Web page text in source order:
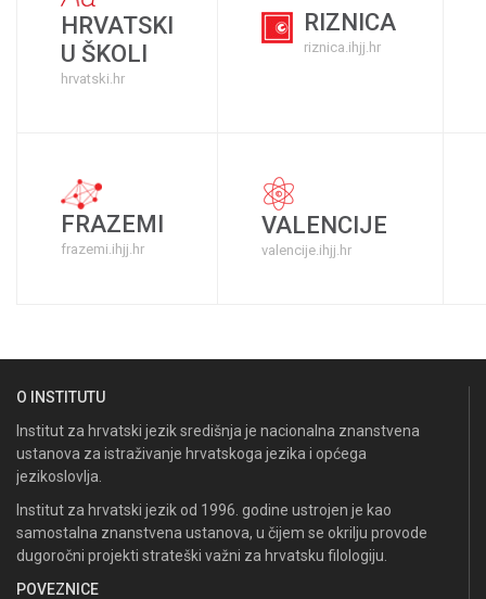
HRVATSKI
U ŠKOLI
hrvatski.hr
RIZNICA
riznica.ihjj.hr
FRAZEMI
frazemi.ihjj.hr
VALENCIJE
valencije.ihjj.hr
O INSTITUTU
Institut za hrvatski jezik središnja je nacionalna znanstvena
ustanova za istraživanje hrvatskoga jezika i općega
jezikoslovlja.
Institut za hrvatski jezik od 1996. godine ustrojen je kao
samostalna znanstvena ustanova, u čijem se okrilju provode
dugoročni projekti strateški važni za hrvatsku filologiju.
POVEZNICE